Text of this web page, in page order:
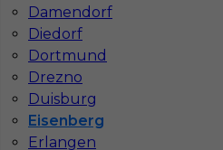
Damendorf
Diedorf
Dortmund
Drezno
Duisburg
Eisenberg
Erlangen
Praca dla spawacza w
Kategoria Spawacz
Lokalizacja Niemcy
Wymagane języki